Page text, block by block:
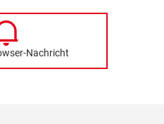
Nachricht